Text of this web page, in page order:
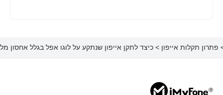
פתרון תקלות אייפון> כיצד לתקן אייפון שנתקע על לוגו אפל בגלל אחסון מלא ב-5